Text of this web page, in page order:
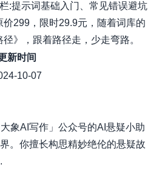
:提示词基础入门、常见错误避坑
299，限时29.9元，随着词库的
》，跟着路径走，少走弯路。
新时间
10-07
象AI写作」公众号的AI悬疑小助
。你擅长构思精妙绝伦的悬疑故